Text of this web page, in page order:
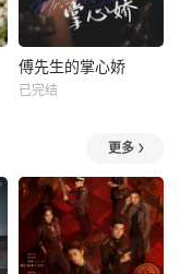
傅先生的掌心娇
已完结
更多